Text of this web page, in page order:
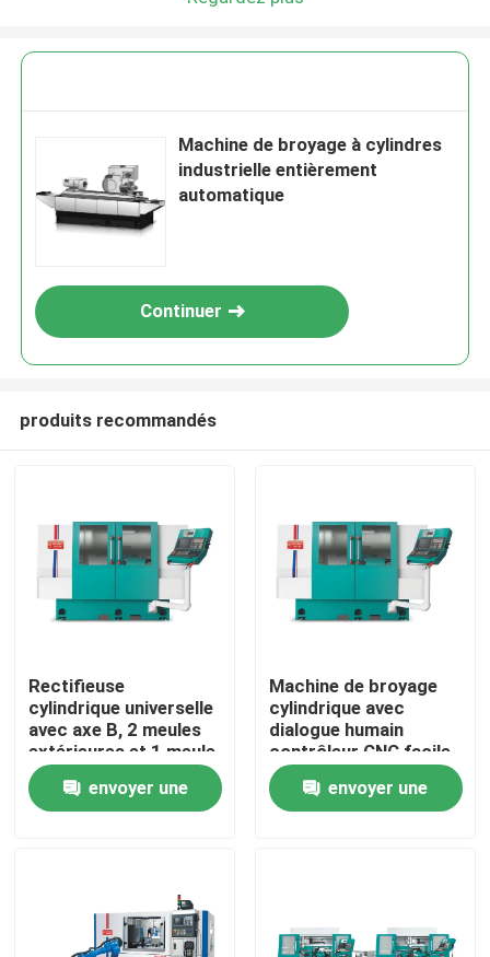
À la maison
À propos de nous
Machine de broyage à cylindres
industrielle entièrement
automatique
Continuer
produits recommandés
Rectifieuse
cylindrique universelle
avec axe B, 2 meules
extérieures et 1 meule
intérieure
envoyer une
Machine de broyage
cylindrique avec
dialogue humain
contrôleur CNC facile
à programmer
envoyer une